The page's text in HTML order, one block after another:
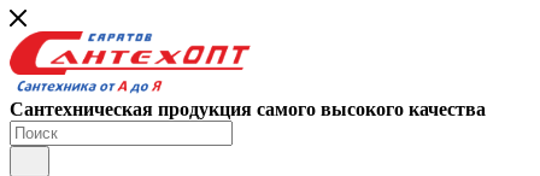
Сантехническая продукция самого высокого качества